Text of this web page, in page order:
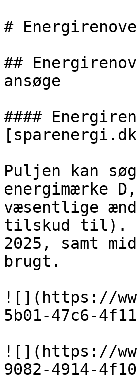
#
##
ansøge
####
Puljen kan
energimærke
væsentlige
tilskud til).
2025, samt
brugt.
![](https://
5b01-47c6-
![](https://
9082-4914-